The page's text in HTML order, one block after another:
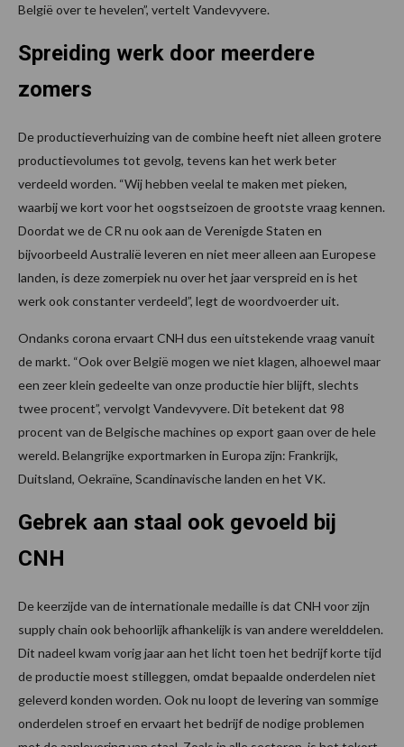
België over te hevelen”, vertelt Vandevyvere.
Spreiding werk door meerdere
zomers
De productieverhuizing van de combine heeft niet alleen grotere
productievolumes tot gevolg, tevens kan het werk beter
verdeeld worden. “Wij hebben veelal te maken met pieken,
waarbij we kort voor het oogstseizoen de grootste vraag kennen.
Doordat we de CR nu ook aan de Verenigde Staten en
bijvoorbeeld Australië leveren en niet meer alleen aan Europese
landen, is deze zomerpiek nu over het jaar verspreid en is het
werk ook constanter verdeeld”, legt de woordvoerder uit.
Ondanks corona ervaart CNH dus een uitstekende vraag vanuit
de markt. “Ook over België mogen we niet klagen, alhoewel maar
een zeer klein gedeelte van onze productie hier blijft, slechts
twee procent”, vervolgt Vandevyvere. Dit betekent dat 98
procent van de Belgische machines op export gaan over de hele
wereld. Belangrijke exportmarken in Europa zijn: Frankrijk,
Duitsland, Oekraïne, Scandinavische landen en het VK.
Gebrek aan staal ook gevoeld bij
CNH
De keerzijde van de internationale medaille is dat CNH voor zijn
supply chain ook behoorlijk afhankelijk is van andere werelddelen.
Dit nadeel kwam vorig jaar aan het licht toen het bedrijf korte tijd
de productie moest stilleggen, omdat bepaalde onderdelen niet
geleverd konden worden. Ook nu loopt de levering van sommige
onderdelen stroef en ervaart het bedrijf de nodige problemen